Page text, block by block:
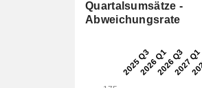
Quartalsumsätze -
Abweichungsrate